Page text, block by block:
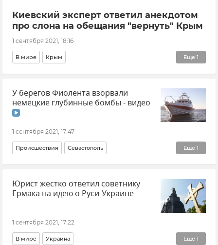
Киевский эксперт ответил анекдотом
про слона на обещания "вернуть" Крым
1 сентября 2021, 18:16
Еще 1
В мире Крым
Общественно-политическая ситуация на Украине
У берегов Фиолента взорвали
немецкие глубинные бомбы - видео
1 сентября 2021, 17:47
Еще 1
Происшествия Севастополь
МЧС РФ (Министерство чрезвычайных ситуаций Российской Федерации)
Юрист жестко ответил советнику
Ермака на идею о Руси-Украине
1 сентября 2021, 17:22
Еще 1
В мире Украина